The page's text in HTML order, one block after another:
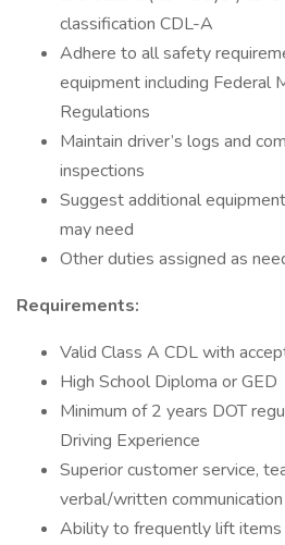
classification CDL-A
Adhere to all safety
equipment including Federal
Regulations
Maintain driver’s logs and
inspections
Suggest additional
may need
Other duties assigned as
Requirements:
Valid Class A CDL with
High School Diploma or GED
Minimum of 2 years DOT
Driving Experience
Superior customer service,
verbal/written
Ability to frequently lift